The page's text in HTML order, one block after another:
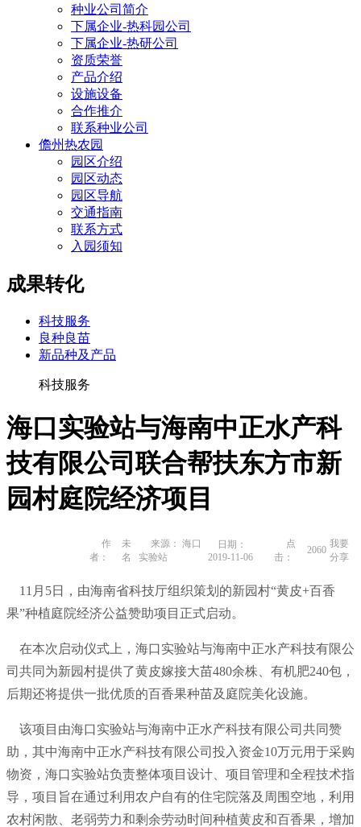
种业公司简介
下属企业-热科园公司
下属企业-热研公司
资质荣誉
产品介绍
设施设备
合作推介
联系种业公司
儋州热农园
园区介绍
园区动态
园区导航
交通指南
联系方式
入园须知
成果转化
科技服务
良种良苗
新品种及产品
科技服务
海口实验站与海南中正水产科
技有限公司联合帮扶东方市新
园村庭院经济项目
作
者：
未
名
来源： 海口
实验站
日期：
2019-11-06
点
击：
2060
我要
分享
11月5日，由海南省科技厅组织策划的新园村“黄皮+百香
果”种植庭院经济公益赞助项目正式启动。
在本次启动仪式上，海口实验站与海南中正水产科技有限公
司共同为新园村提供了黄皮嫁接大苗480余株、有机肥240包，
后期还将提供一批优质的百香果种苗及庭院美化设施。
该项目由海口实验站与海南中正水产科技有限公司共同赞
助，其中海南中正水产科技有限公司投入资金10万元用于采购
物资，海口实验站负责整体项目设计、项目管理和全程技术指
导，项目旨在通过利用农户自有的住宅院落及周围空地，利用
农村闲散、老弱劳力和剩余劳动时间种植黄皮和百香果，增加